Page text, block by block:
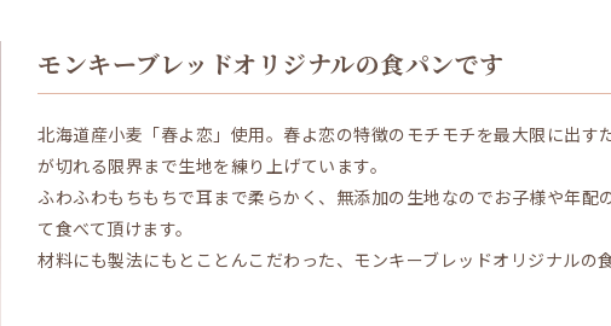
モンキーブレッドオリジナルの食パンです
北海道産小麦「春よ恋」使用。春よ恋の特徴のモチモチを最大限に出す
が切れる限界まで生地を練り上げています。
ふわふわもちもちで耳まで柔らかく、無添加の生地なのでお子様や年配
て食べて頂けます。
材料にも製法にもとことんこだわった、モンキーブレッドオリジナルの